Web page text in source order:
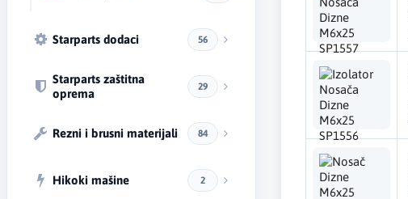
Starparts dodaci 56
Starparts zaštitna
oprema
29
Rezni i brusni materijali 84
Hikoki mašine 2